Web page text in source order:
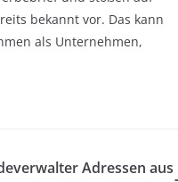
bekannt vor. Das kann
als Unternehmen,
Adressen aus